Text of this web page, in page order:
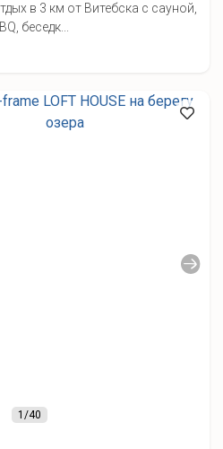
в 3 км от Витебска с сауной,
беседк...
1/40